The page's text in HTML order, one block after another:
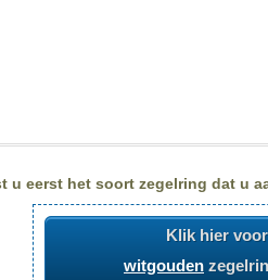
u eerst het soort zegelring dat u
Klik hier voor
witgouden